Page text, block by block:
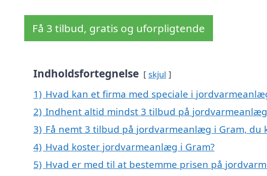
Få 3 tilbud, gratis og uforpligtende
Indholdsfortegnelse skjul
1) Hvad kan et firma med speciale i
2) Indhent altid mindst 3 tilbud på
3) Få nemt 3 tilbud på jordvarmeanlæg i Gram, du
4) Hvad koster jordvarmeanlæg i Gram?
5) Hvad er med til at bestemme prisen på